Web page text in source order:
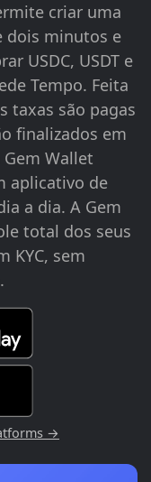
criar uma
dois minutos e
USDC, USDT e
Tempo. Feita
taxas são pagas
finalizados em
Wallet
aplicativo de
a dia. A Gem
total dos seus
KYC, sem
→